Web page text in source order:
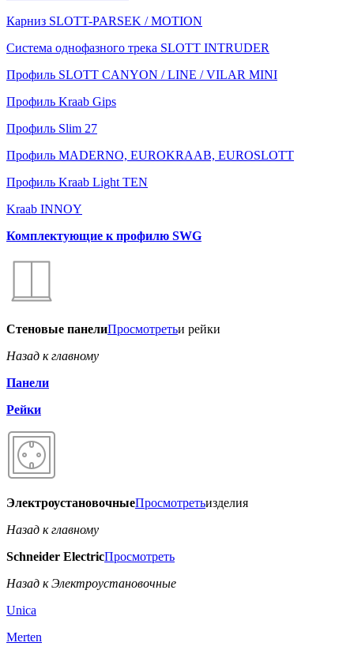
Карниз SLOTT-PARSEK / MOTION
Система однофазного трека SLOTT INTRUDER
Профиль SLOTT CANYON / LINE / VILAR MINI
Профиль Kraab Gips
Профиль Slim 27
Профиль MADERNO, EUROKRAAB, EUROSLOTT
Профиль Kraab Light TEN
Kraab INNOY
Комплектующие к профилю SWG
Стеновые панелиПросмотретьи рейки
Назад к главному
Панели
Рейки
ЭлектроустановочныеПросмотретьизделия
Назад к главному
Schneider ElectricПросмотреть
Назад к Электроустановочные
Unica
Merten